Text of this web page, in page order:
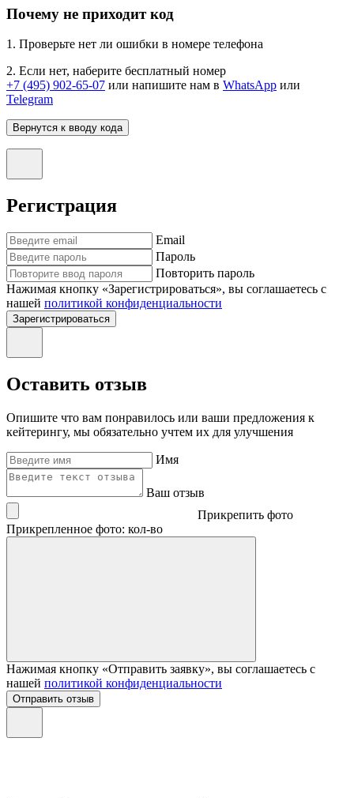
Почему не приходит код
1. Проверьте нет ли ошибки в номере телефона
2. Если нет, наберите бесплатный номер
+7 (495) 902-65-07 или напишите нам в WhatsApp или
Telegram
Вернутся к вводу кода
Регистрация
Email
Пароль
Повторить пароль
Нажимая кнопку «Зарегистрироваться», вы соглашаетесь с
нашей политикой конфиденциальности
Зарегистрироваться
Оставить отзыв
Опишите что вам понравилось или ваши предложения к
кейтерингу, мы обязательно учтем их для улучшения
Имя
Ваш отзыв
Прикрепить фото
Прикрепленное фото: кол-во
Нажимая кнопку «Отправить заявку», вы соглашаетесь с
нашей политикой конфиденциальности
Отправить отзыв